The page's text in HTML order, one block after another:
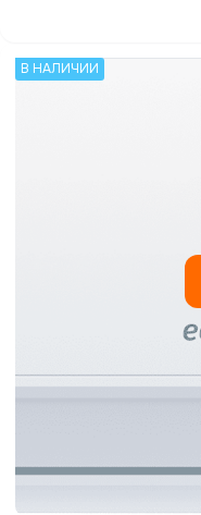
В НАЛИЧИИ